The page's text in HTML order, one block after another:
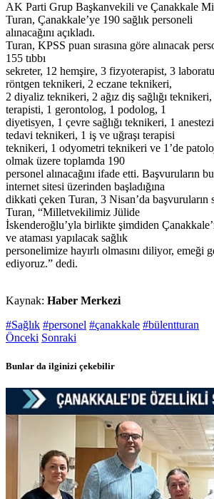
AK Parti Grup Başkanvekili ve Çanakkale
Turan, Çanakkale’ye 190 sağlık personeli
alınacağını açıkladı.
Turan, KPSS puan sırasına göre alınacak
155 tıbbı
sekreter, 12 hemşire, 3 fizyoterapist, 3
röntgen teknikeri, 2 eczane teknikeri,
2 diyaliz teknikeri, 2 ağız diş sağlığı
terapisti, 1 gerontolog, 1 podolog, 1
diyetisyen, 1 çevre sağlığı teknikeri, 1
tedavi teknikeri, 1 iş ve uğraşı terapisi
teknikeri, 1 odyometri teknikeri ve 1’de
olmak üzere toplamda 190
personel alınacağını ifade etti. Başvuruların
internet sitesi üzerinden başladığına
dikkati çeken Turan, 3 Nisan’da başvuruların
Turan, “Milletvekilimiz Jülide
İskenderoğlu’yla birlikte şimdiden
ve ataması yapılacak sağlık
personelimize hayırlı olmasını diliyor, emeği
ediyoruz.” dedi.
Kaynak: Haber Merkezi
#Sağlık #personel #çanakkale #bülentturan
Önceki Sonraki
Bunlar da ilginizi çekebilir